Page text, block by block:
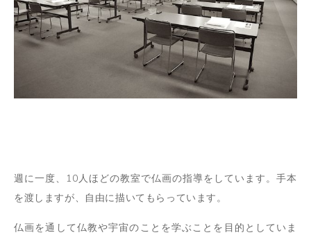
週に一度、10人ほどの教室で仏画の指導をしています。手本
を渡しますが、自由に描いてもらっています。
仏画を通して仏教や宇宙のことを学ぶことを目的としていま